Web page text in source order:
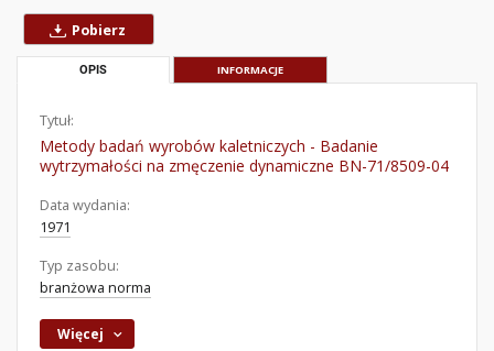
Pobierz
OPIS INFORMACJE
Tytuł:
Metody badań wyrobów kaletniczych - Badanie
wytrzymałości na zmęczenie dynamiczne BN-71/8509-04
Data wydania:
1971
Typ zasobu:
branżowa norma
Więcej